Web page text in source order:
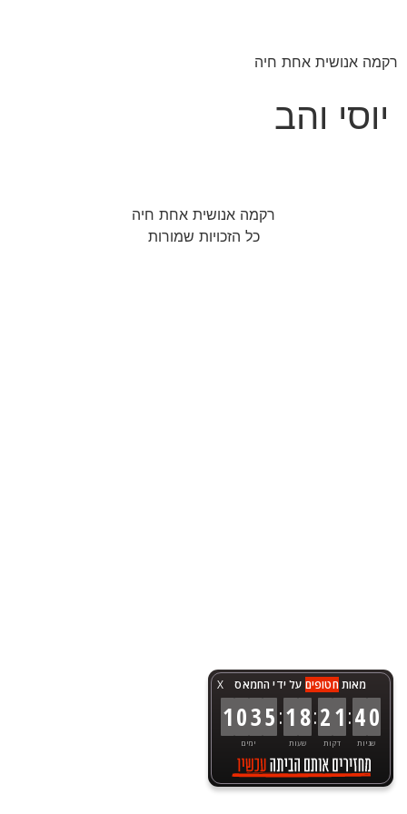
X מאותחטופים על ידי החמאס
1035
ימים
:18
שעות
:21
דקות
:40
שניות
רקמה אנושית אחת חיה
יוסי והב
רקמה אנושית אחת חיה
כל הזכויות שמורות